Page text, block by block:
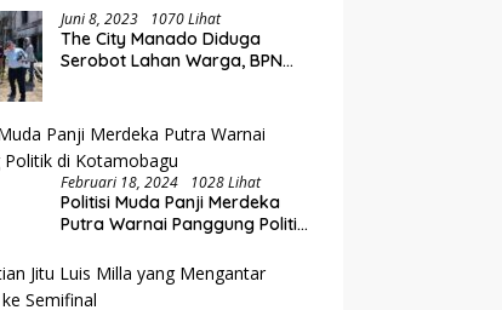
Juni 8, 2023 1070 Lihat
The City Manado Diduga
Serobot Lahan Warga, BPN
Februari 18, 2024 1028 Lihat
Politisi Muda Panji Merdeka
Putra Warnai Panggung Politik